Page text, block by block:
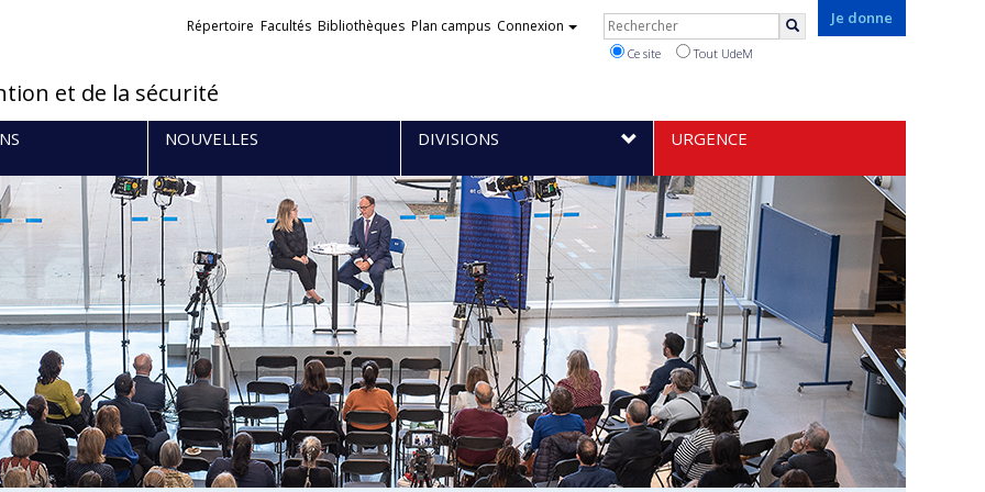
et de la sécurité
Je donne
Liens
Répertoire Facultés Bibliothèques Plan campus Connexion Rechercher
Ce site Tout UdeM
NOUVELLES DIVISIONS URGENCE